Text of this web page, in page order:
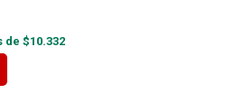
de $10.332